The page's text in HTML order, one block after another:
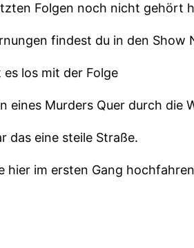
Folgen noch nicht gehört
findest du in den Show
los mit der Folge
eines Murders Quer durch die
das eine steile Straße.
hier im ersten Gang